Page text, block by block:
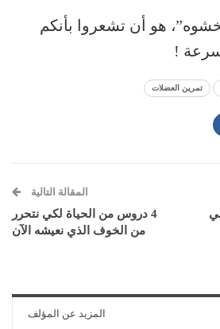
هو أن تشعروا بأنكم
!
تمرين العضلات
المقالة التالية
4 دروس من الحياة لكي نتحرر
من الخوف الذي نعيشه الآن
المزيد عن المؤلف